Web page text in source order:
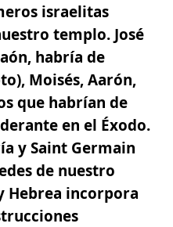
israelitas
templo. José
habría de
Moisés, Aarón,
que habrían de
en el Éxodo.
y Saint Germain
de nuestro
Hebrea incorpora